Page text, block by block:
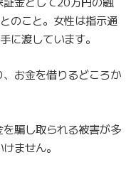
のこと。女性は指示通
に渡しています。
お金を借りるどころか
騙し取られる被害が多
ません。